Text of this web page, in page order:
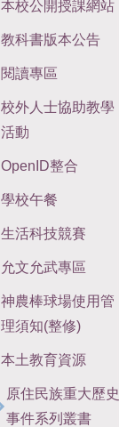
本校公開授課網站
教科書版本公告
閱讀專區
校外人士協助教學
活動
OpenID整合
學校午餐
生活科技競賽
允文允武專區
神農棒球場使用管
理須知(整修)
本土教育資源
原住民族重大歷史
事件系列叢書